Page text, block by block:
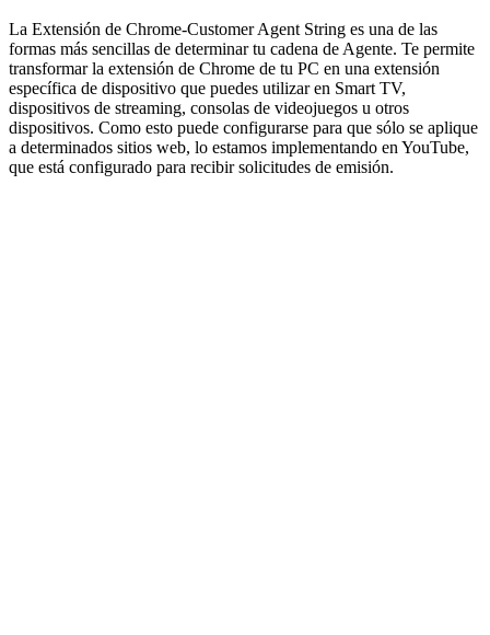
La Extensión de Chrome-Customer Agent String es una de las
formas más sencillas de determinar tu cadena de Agente. Te permite
transformar la extensión de Chrome de tu PC en una extensión
específica de dispositivo que puedes utilizar en Smart TV,
dispositivos de streaming, consolas de videojuegos u otros
dispositivos. Como esto puede configurarse para que sólo se aplique
a determinados sitios web, lo estamos implementando en YouTube,
que está configurado para recibir solicitudes de emisión.